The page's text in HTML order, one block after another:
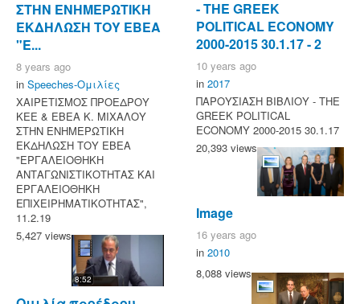
ΣΤΗΝ ΕΝΗΜΕΡΩΤΙΚΗ
ΕΚΔΗΛΩΣΗ ΤΟΥ ΕΒΕΑ
"Ε...
8 years ago
in Speeches-Ομιλίες
ΧΑΙΡΕΤΙΣΜΟΣ ΠΡΟΕΔΡΟΥ
ΚΕΕ & ΕΒΕΑ Κ. ΜΙΧΑΛΟΥ
ΣΤΗΝ ΕΝΗΜΕΡΩΤΙΚΗ
ΕΚΔΗΛΩΣΗ ΤΟΥ ΕΒΕΑ
"ΕΡΓΑΛΕΙΟΘΗΚΗ
ΑΝΤΑΓΩΝΙΣΤΙΚΟΤΗΤΑΣ ΚΑΙ
ΕΡΓΑΛΕΙΟΘΗΚΗ
ΕΠΙΧΕΙΡΗΜΑΤΙΚΟΤΗΤΑΣ",
11.2.19
5,427 views
8:52
- ΤΗΕ GREEK
POLITICAL ECONOMY
2000-2015 30.1.17 - 2
10 years ago
in 2017
ΠΑΡΟΥΣΙΑΣΗ ΒΙΒΛΙΟΥ - ΤΗΕ
GREEK POLITICAL
ECONOMY 2000-2015 30.1.17
20,393 views
Image
16 years ago
in 2010
8,088 views